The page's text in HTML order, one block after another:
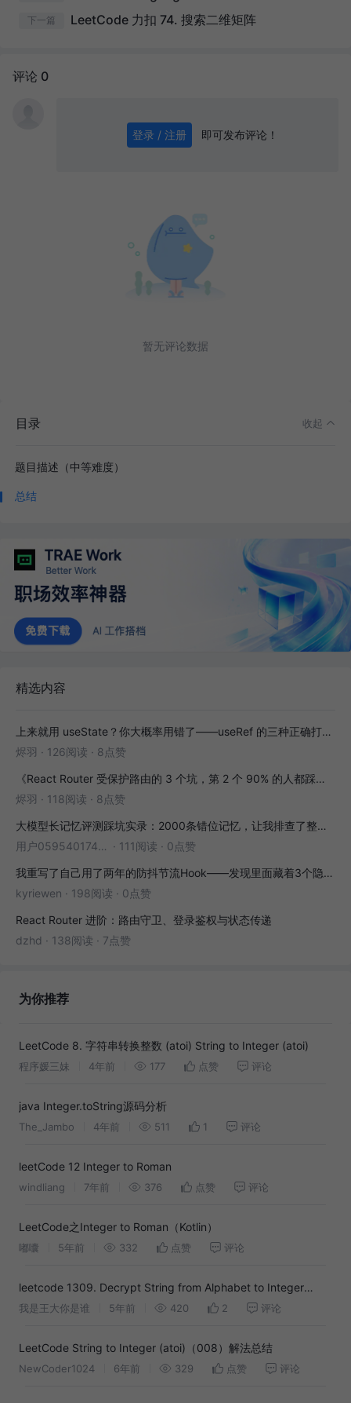
下一篇 LeetCode 力扣 74. 搜索二维矩阵
评论 0
登录 / 注册 即可发布评论！
暂无评论数据
目录 收起
题目描述（中等难度）
总结
精选内容
上来就用 useState？你大概率用错了——useRef 的三种正确打开方式
烬羽 · 126阅读 · 8点赞
《React Router 受保护路由的 3 个坑，第 2 个 90% 的人都踩过》
烬羽 · 118阅读 · 8点赞
大模型长记忆评测踩坑实录：2000条错位记忆，让我排查了整整3小时
用户05954017446 · 111阅读 · 0点赞
我重写了自己用了两年的防抖节流Hook——发现里面藏着3个隐藏bug
kyriewen · 198阅读 · 0点赞
React Router 进阶：路由守卫、登录鉴权与状态传递
dzhd · 138阅读 · 7点赞
为你推荐
LeetCode 8. 字符串转换整数 (atoi) String to Integer (atoi)
程序媛三妹 4年前 177 点赞 评论
java Integer.toString源码分析
The_Jambo 4年前 511 1 评论
leetCode 12 Integer to Roman
windliang 7年前 376 点赞 评论
LeetCode之Integer to Roman（Kotlin）
嘟囔 5年前 332 点赞 评论
leetcode 1309. Decrypt String from Alphabet to Integer
Mapping（python）
我是王大你是谁 5年前 420 2 评论
LeetCode String to Integer (atoi)（008）解法总结
NewCoder1024 6年前 329 点赞 评论